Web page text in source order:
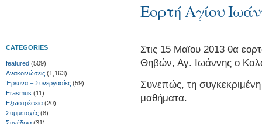
Εορτή Αγίου
CATEGORIES
featured (509)
Ανακοινώσεις (1,163)
Έρευνα – Συνεργασίες (59)
Erasmus (11)
Εξωστρέφεια (20)
Συμμετοχές (8)
Στις 15 Μαϊου 2013 θα
Θηβών, Αγ. Ιωάννης ο
Συνεπώς, τη
μαθήματα.